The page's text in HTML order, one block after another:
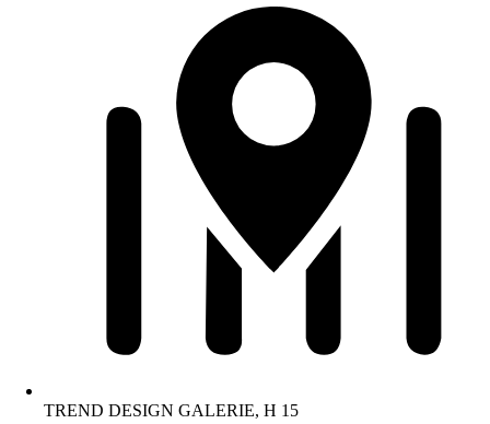
TREND DESIGN GALERIE, H 15